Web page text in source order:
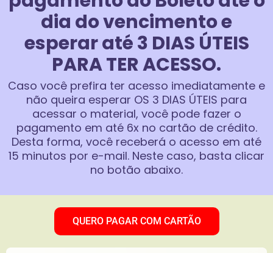
dia do vencimento e
esperar até 3 DIAS ÚTEIS
PARA TER ACESSO.
Caso você prefira ter acesso imediatamente e
não queira esperar OS 3 DIAS ÚTEIS para
acessar o material, você pode fazer o
pagamento em até 6x no cartão de crédito.
Desta forma, você receberá o acesso em até
15 minutos por e-mail. Neste caso, basta clicar
no botão abaixo.
QUERO PAGAR COM CARTÃO